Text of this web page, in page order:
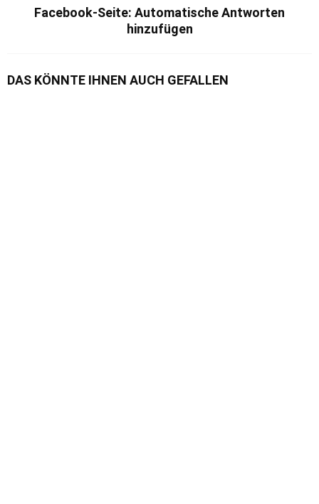
Facebook-Seite: Automatische Antworten
hinzufügen
DAS KÖNNTE IHNEN AUCH GEFALLEN